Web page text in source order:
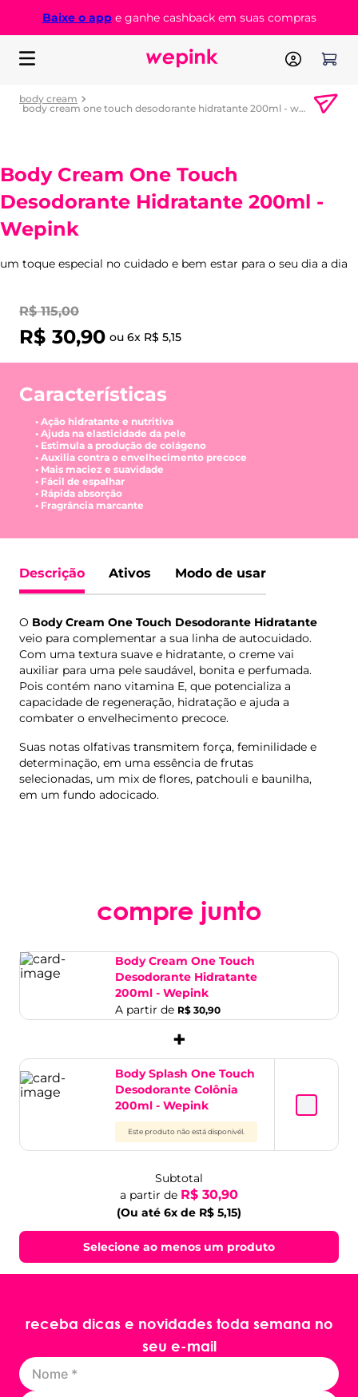
Baixe o appe ganhe cashback em suas compras
body cream
body cream one touch desodorante hidratante 200ml - wepink
Body Cream One Touch
Desodorante Hidratante 200ml -
Wepink
um toque especial no cuidado e bem estar para o seu dia a dia
R$ 115,00
R$ 30,90 ou 6x R$ 5,15
Características
• Ação hidratante e nutritiva
• Ajuda na elasticidade da pele
• Estimula a produção de colágeno
• Auxilia contra o envelhecimento precoce
• Mais maciez e suavidade
• Fácil de espalhar
• Rápida absorção
• Fragrância marcante
Descrição Ativos Modo de usar
O Body Cream One Touch Desodorante Hidratante
veio para complementar a sua linha de autocuidado.
Com uma textura suave e hidratante, o creme vai
auxiliar para uma pele saudável, bonita e perfumada.
Pois contém nano vitamina E, que potencializa a
capacidade de regeneração, hidratação e ajuda a
combater o envelhecimento precoce.
Suas notas olfativas transmitem força, feminilidade e
determinação, em uma essência de frutas
selecionadas, um mix de flores, patchouli e baunilha,
em um fundo adocicado.
compre junto
Body Cream One Touch
Desodorante Hidratante
200ml - Wepink
A partir de R$ 30,90
+
Body Splash One Touch
Desodorante Colônia
200ml - Wepink
Este produto não está disponivél.
Subtotal
a partir de R$ 30,90
(Ou até 6x de R$ 5,15)
Selecione ao menos um produto
receba dicas e novidades toda semana no
seu e-mail